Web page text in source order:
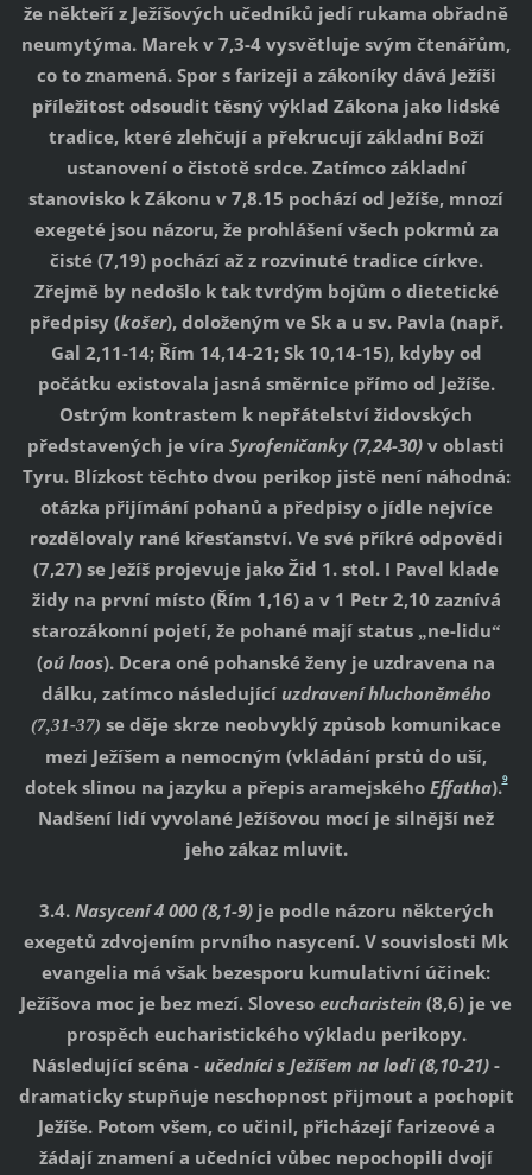
že někteří z Ježíšových učedníků jedí rukama obřadně
neumytýma. Marek v 7,3-4 vysvětluje svým čtenářům,
co to znamená. Spor s farizeji a zákoníky dává Ježíši
příležitost odsoudit těsný výklad Zákona jako lidské
tradice, které zlehčují a překrucují základní Boží
ustanovení o čistotě srdce. Zatímco základní
stanovisko k Zákonu v 7,8.15 pochází od Ježíše, mnozí
exegeté jsou názoru, že prohlášení všech pokrmů za
čisté (7,19) pochází až z rozvinuté tradice církve.
Zřejmě by nedošlo k tak tvrdým bojům o dietetické
předpisy (košer), doloženým ve Sk a u sv. Pavla (např.
Gal 2,11-14; Řím 14,14-21; Sk 10,14-15), kdyby od
počátku existovala jasná směrnice přímo od Ježíše.
Ostrým kontrastem k nepřátelství židovských
představených je víra Syrofeničanky (7,24-30) v oblasti
Tyru. Blízkost těchto dvou perikop jistě není náhodná:
otázka přijímání pohanů a předpisy o jídle nejvíce
rozdělovaly rané křesťanství. Ve své příkré odpovědi
(7,27) se Ježíš projevuje jako Žid 1. stol. I Pavel klade
židy na první místo (Řím 1,16) a v 1 Petr 2,10 zaznívá
starozákonní pojetí, že pohané mají status „ne-lidu“
(oú laos). Dcera oné pohanské ženy je uzdravena na
dálku, zatímco následující uzdravení hluchoněmého
(7,31-37) se děje skrze neobvyklý způsob komunikace
mezi Ježíšem a nemocným (vkládání prstů do uší,
dotek slinou na jazyku a přepis aramejského Effatha).9
Nadšení lidí vyvolané Ježíšovou mocí je silnější než
jeho zákaz mluvit.
3.4. Nasycení 4 000 (8,1-9) je podle názoru některých
exegetů zdvojením prvního nasycení. V souvislosti Mk
evangelia má však bezesporu kumulativní účinek:
Ježíšova moc je bez mezí. Sloveso eucharistein (8,6) je ve
prospěch eucharistického výkladu perikopy.
Následující scéna - učedníci s Ježíšem na lodi (8,10-21) -
dramaticky stupňuje neschopnost přijmout a pochopit
Ježíše. Potom všem, co učinil, přicházejí farizeové a
žádají znamení a učedníci vůbec nepochopili dvojí